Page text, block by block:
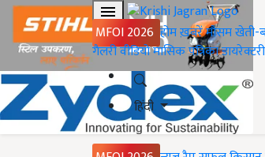
MFOI 2026 होमख़बरेंमौसमखेती-
गैलरीवीडियोमासिक पत्रिकाडायरेक्टरी
हिंदी